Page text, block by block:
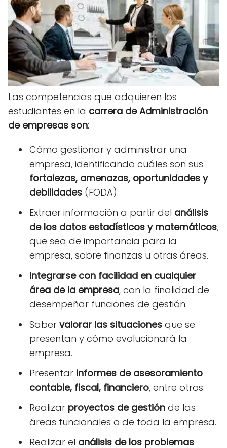
Las competencias que adquieren los
estudiantes en la carrera de Administración
de empresas son:
Cómo gestionar y administrar una
empresa, identificando cuáles son sus
fortalezas, amenazas, oportunidades y
debilidades (FODA).
Extraer información a partir del análisis
de los datos estadísticos y matemáticos,
que sea de importancia para la
empresa, sobre finanzas u otras áreas.
Integrarse con facilidad en cualquier
área de la empresa, con la finalidad de
desempeñar funciones de gestión.
Saber valorar las situaciones que se
presentan y cómo evolucionará la
empresa.
Presentar informes de asesoramiento
contable, fiscal, financiero, entre otros.
Realizar proyectos de gestión de las
áreas funcionales o de toda la empresa.
Realizar el análisis de los problemas